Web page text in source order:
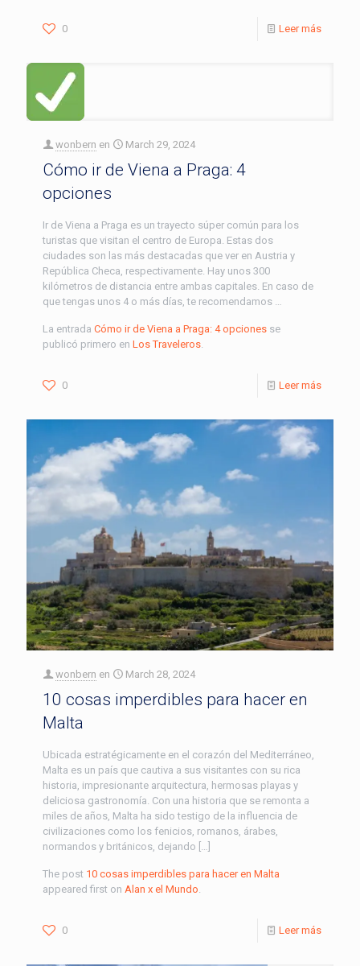
0 Leer más
wonbern en March 29, 2024
Cómo ir de Viena a Praga: 4
opciones
Ir de Viena a Praga es un trayecto súper común para los
turistas que visitan el centro de Europa. Estas dos
ciudades son las más destacadas que ver en Austria y
República Checa, respectivamente. Hay unos 300
kilómetros de distancia entre ambas capitales. En caso de
que tengas unos 4 o más días, te recomendamos …
La entrada Cómo ir de Viena a Praga: 4 opciones se
publicó primero en Los Traveleros.
0 Leer más
wonbern en March 28, 2024
10 cosas imperdibles para hacer en
Malta
Ubicada estratégicamente en el corazón del Mediterráneo,
Malta es un país que cautiva a sus visitantes con su rica
historia, impresionante arquitectura, hermosas playas y
deliciosa gastronomía. Con una historia que se remonta a
miles de años, Malta ha sido testigo de la influencia de
civilizaciones como los fenicios, romanos, árabes,
normandos y británicos, dejando […]
The post 10 cosas imperdibles para hacer en Malta
appeared first on Alan x el Mundo
0 Leer más